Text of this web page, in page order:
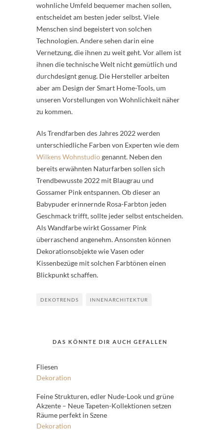
wohnliche Umfeld bequemer machen sollen,
entscheidet am besten jeder selbst. Viele
Menschen sind begeistert von solchen
Technologien. Andere sehen darin eine
Vernetzung, die ihnen zu weit geht. Vor allem ist
ihnen die technische Welt nicht gemütlich und
durchdesignt genug. Die Hersteller arbeiten
aber am Design der Smart Home-Tools, um
unseren Vorstellungen von Wohnlichkeit näher
zu kommen.
Als Trendfarben des Jahres 2022 werden
unterschiedliche Farben von Experten wie dem
Wilkens Wohnstudiogenannt. Neben den
bereits erwähnten Naturfarben sollen sich
Trendbewusste 2022 mit Blaugrau und
Gossamer Pink entspannen. Ob dieser an
Babypuder erinnernde Rosa-Farbton jeden
Geschmack trifft, sollte jeder selbst entscheiden.
Als Wandfarbe wirkt Gossamer Pink
überraschend angenehm. Ansonsten können
Dekorationsobjekte wie Vasen oder
Kissenbezüge mit solchen Farbtönen einen
Blickpunkt schaffen.
DEKOTRENDS INNENARCHITEKTUR
DAS KÖNNTE DIR AUCH GEFALLEN
Fliesen
Dekoration
Feine Strukturen, edler Nude-Look und grüne
Akzente – Neue Tapeten-Kollektionen setzen
Räume perfekt in Szene
Dekoration